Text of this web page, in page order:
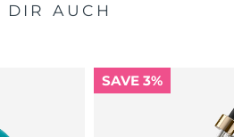
DIR AUCH
SAVE 3%